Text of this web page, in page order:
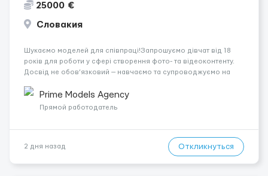
25000 €
Словакия
Шукаємо моделей для співпраці!Запрошуємо дівчат від 18
років для роботи у сфері створення фото- та відеоконтенту.
Досвід не обов’язковий — навчаємо та супроводжуємо на
конфіденційність і професійну підтримку. Працюємо офіційно,
поважаємо особ...
Prime Models Agency
Прямой работодатель
2 дня назад Откликнуться